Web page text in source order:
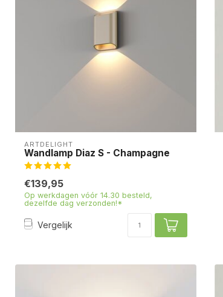
ARTDELIGHT
Wandlamp Diaz S - Champagne
€139,95
Op werkdagen vóór 14.30 besteld,
dezelfde dag verzonden!*
Vergelijk